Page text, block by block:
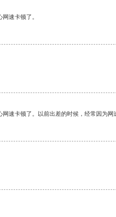
速卡顿了。
速卡顿了。以前出差的时候，经常因为